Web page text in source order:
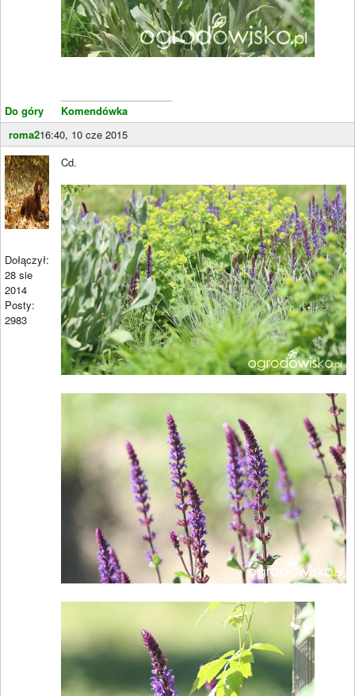
Do góry
Komendówka
roma216:40, 10 cze 2015
Dołączył:
28 sie
2014
Posty:
2983
Cd.